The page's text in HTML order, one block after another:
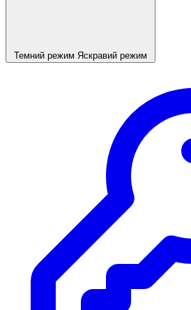
Темний режим Яскравий режим